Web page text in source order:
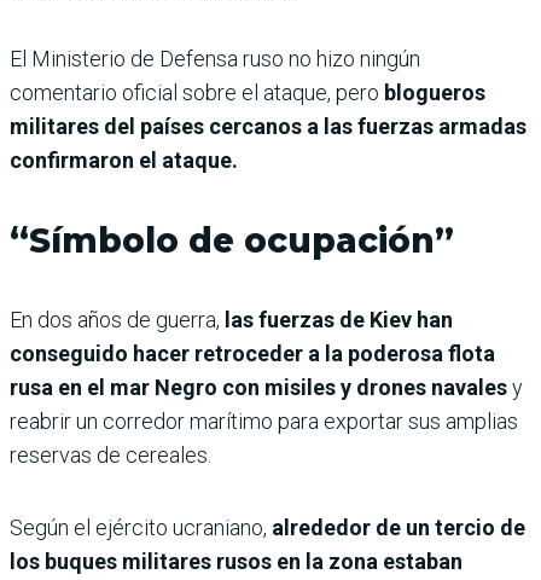
El Ministerio de Defensa ruso no hizo ningún
comentario oficial sobre el ataque, pero blogueros
militares del países cercanos a las fuerzas armadas
confirmaron el ataque.
“Símbolo de ocupación”
En dos años de guerra, las fuerzas de Kiev han
conseguido hacer retroceder a la poderosa flota
rusa en el mar Negro con misiles y drones navalesy
reabrir un corredor marítimo para exportar sus amplias
reservas de cereales.
Según el ejército ucraniano, alrededor de un tercio de
los buques militares rusos en la zona estaban